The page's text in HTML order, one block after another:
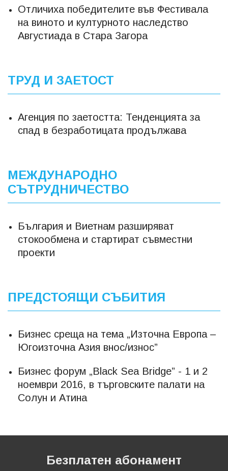
Отличиха победителите във Фестивала
на виното и културното наследство
Августиада в Стара Загора
ТРУД И ЗАЕТОСТ
Агенция по заетостта: Тенденцията за
спад в безработицата продължава
МЕЖДУНАРОДНО
СЪТРУДНИЧЕСТВО
България и Виетнам разширяват
стокообмена и стартират съвместни
проекти
ПРЕДСТОЯЩИ СЪБИТИЯ
Бизнес среща на тема „Източна Европа –
Югоизточна Азия внос/износ”
Бизнес форум „Black Sea Bridge” - 1 и 2
ноември 2016, в търговските палати на
Солун и Атина
Безплатен абонамент